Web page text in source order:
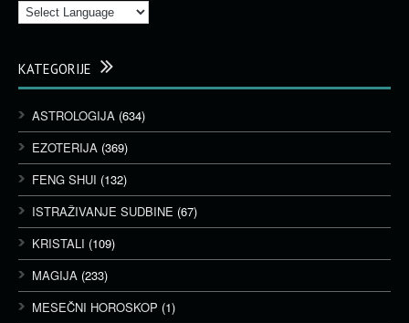
KATEGORIJE
ASTROLOGIJA (634)
EZOTERIJA (369)
FENG SHUI (132)
ISTRAŽIVANJE SUDBINE (67)
KRISTALI (109)
MAGIJA (233)
MESEČNI HOROSKOP (1)